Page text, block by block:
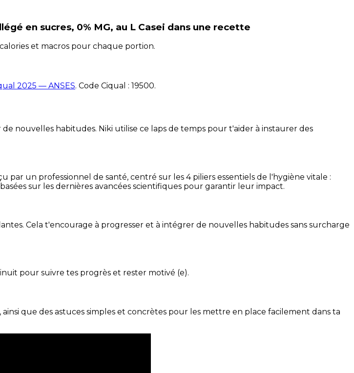
en sucres, 0% MG, au L Casei dans une recette
et macros pour chaque portion.
2025 — ANSES. Code Ciqual : 19500.
nouvelles habitudes. Niki utilise ce laps de temps pour t'aider à instaurer des
un professionnel de santé, centré sur les 4 piliers essentiels de l'hygiène vitale :
sur les dernières avancées scientifiques pour garantir leur impact.
Cela t'encourage à progresser et à intégrer de nouvelles habitudes sans surcharge
pour suivre tes progrès et rester motivé (e).
que des astuces simples et concrètes pour les mettre en place facilement dans ta